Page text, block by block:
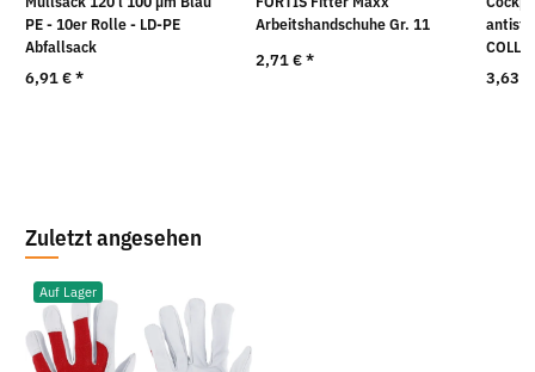
PE - 10er Rolle - LD-PE
Abfallsack
6,91 €*
Arbeitshandschuhe Gr. 11
2,71 €*
COLL
3,63 €
Zuletzt angesehen
Auf Lager